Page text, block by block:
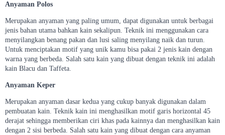
Anyaman Polos
Merupakan anyaman yang paling umum, dapat digunakan untuk berbagai
jenis bahan utama bahkan kain sekalipun. Teknik ini menggunakan cara
menyilangkan benang pakan dan lusi saling menyilang naik dan turun.
Untuk menciptakan motif yang unik kamu bisa pakai 2 jenis kain dengan
warna yang berbeda. Salah satu kain yang dibuat dengan teknik ini adalah
kain Blacu dan Taffeta.
Anyaman Keper
Merupakan anyaman dasar kedua yang cukup banyak digunakan dalam
pembuatan kain. Teknik kain ini menghasilkan motif garis horizontal 45
derajat sehingga memberikan ciri khas pada kainnya dan menghasilkan kain
dengan 2 sisi berbeda. Salah satu kain yang dibuat dengan cara anyaman